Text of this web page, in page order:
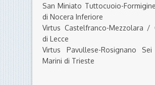
San Miniato Tuttocuoio-
di Nocera Inferiore
Virtus Castelfranco-Mezzolara /
di Lecce
Virtus Pavullese-Rosignano
Marini di Trieste